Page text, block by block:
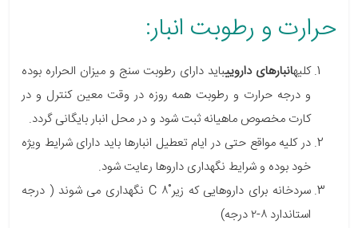
حرارت و رطوبت انبار:
کلیهانبارهای داروییباید دارای رطوبت سنج و میزان الحراره بوده
و درجه حرارت و رطوبت همه روزه در وقت معین کنترل و در
کارت مخصوص ماهیانه ثبت شود و در محل انبار بایگانی گردد.
در کلیه مواقع حتی در ایام تعطیل انبارها باید دارای شرایط ویژه
خود بوده و شرایط نگهداری داروها رعایت شود.
سردخانه برای داروهایی که زیر˚C ۸ نگهداری می شوند ( درجه
استاندارد ۸-۲ درجه)